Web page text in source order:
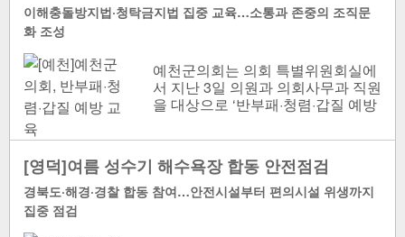
이해충돌방지법·청탁금지법 집중 교육…소통과 존중의 조직문
화 조성
예천군의회는 의회 특별위원회실에
서 지난 3일 의원과 의회사무과 직원
을 대상으로 ‘반부패·청렴·갑질 예방
패 청렴..
[영덕]여름 성수기 해수욕장 합동 안전점검
경북도·해경·경찰 합동 참여…안전시설부터 편의시설 위생까지
집중 점검